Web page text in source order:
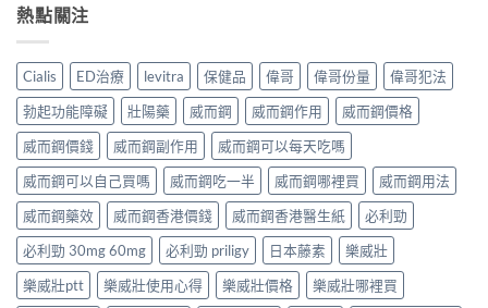
熱點關注
Cialis ED治療 levitra 保健品 偉哥 偉哥份量
偉哥犯法
勃起功能障礙
壯陽藥 威而鋼 威而鋼作用
威而鋼價格
威而鋼價錢
威而鋼副作用
威而鋼可以每天吃嗎
威而鋼可以自己買嗎
威而鋼吃一半 威而鋼哪裡買
威而鋼用法
威而鋼藥效
威而鋼香港價錢 威而鋼香港醫生紙
必利勁
必利勁 30mg 60mg
必利勁 priligy 日本藤素
樂威壯
樂威壯ptt
樂威壯使用心得 樂威壯價格
樂威壯哪裡買